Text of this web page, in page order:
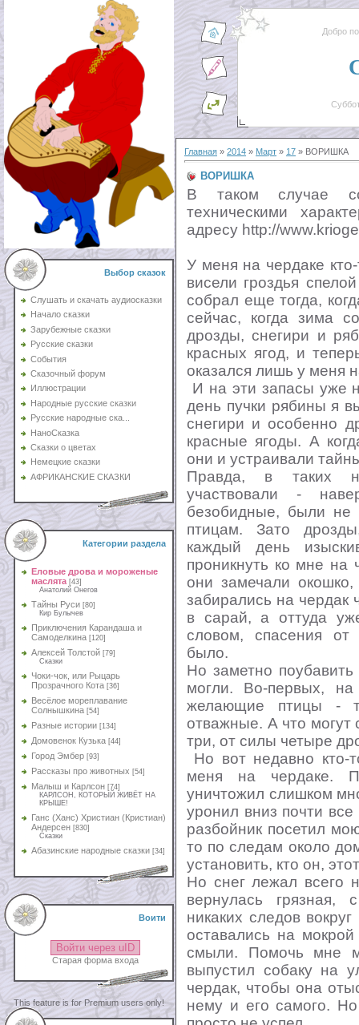
Выбор сказок
Слушать и скачать аудиосказки
Начало сказки
Зарубежные сказки
Русские сказки
События
Сказочный форум
Иллюстрации
Народные русские сказки
Русские народные ска...
НаноСказка
Сказки о цветах
Немецкие сказки
АФРИКАНСКИЕ СКАЗКИ
Категории раздела
Еловые дрова и мороженые
маслята [43]
Анатолий Онегов
Тайны Руси [80]
Кир Булычев
Приключения Карандаша и
Самоделкина [120]
Алексей Толстой [79]
Сказки
Чоки-чок, или Рыцарь
Прозрачного Кота [36]
Весёлое мореплавание
Солнышкина [54]
Разные истории [134]
Домовенок Кузька [44]
Город Эмбер [93]
Рассказы про животных [54]
Малыш и Карлсон [74]
КАРЛСОН, КОТОРЫЙ ЖИВЁТ НА
КРЫШЕ!
Ганс (Ханс) Христиан (Кристиан)
Андерсен [830]
Сказки
Абазинские народные сказки [34]
Воити
Войти через uID
Старая форма входа
This feature is for Premium users only!
Добро
Главная » 2014 » Март » 17 » ВОРИШКА
ВОРИШКА
В таком случае
техническими
адресу http://
У меня на чердаке
висели гроздья
собрал еще тогда,
сейчас, когда зима
дрозды, снегири и
красных ягод, и
оказался лишь у меня
И на эти запасы уже
день пучки рябины я
снегири и особенно
красные ягоды. А
они и устраивали
Правда, в таких
участвовали -
безобидные, были не
птицам. Зато
каждый день
проникнуть ко мне на
они замечали
забирались на чердак
в сарай, а оттуда
словом, спасения от
было.
Но заметно
могли. Во-первых,
желающие птицы -
отважные. А что могут
три, от силы четыре
Но вот недавно кто-
меня на чердаке.
уничтожил слишком
уронил вниз почти
разбойник посетил
то по следам около
установить, кто он,
Но снег лежал всего
вернулась
никаких следов
оставались на
смыли. Помочь мне
выпустил собаку на
чердак, чтобы она
нему и его самого.